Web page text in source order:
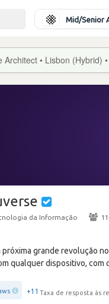
Mid/Senior
Architect • Lisbon (Hybrid)
da Informação ·
próxima grande revolução
qualquer dispositivo, com
+11 Taxa de resposta às